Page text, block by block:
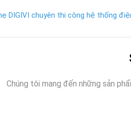
DIGIVI chuyên thi công hệ thống
Chúng tôi mang đến những sản